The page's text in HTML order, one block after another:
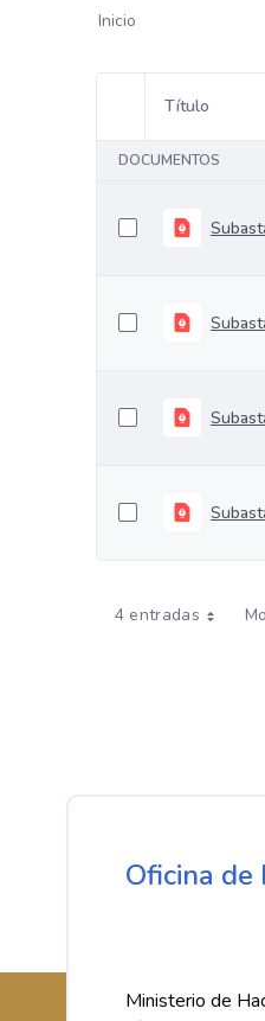
Inicio
Selección del
Título
DOCUMENTOS
4 entradas
Oficina de
Ministerio de